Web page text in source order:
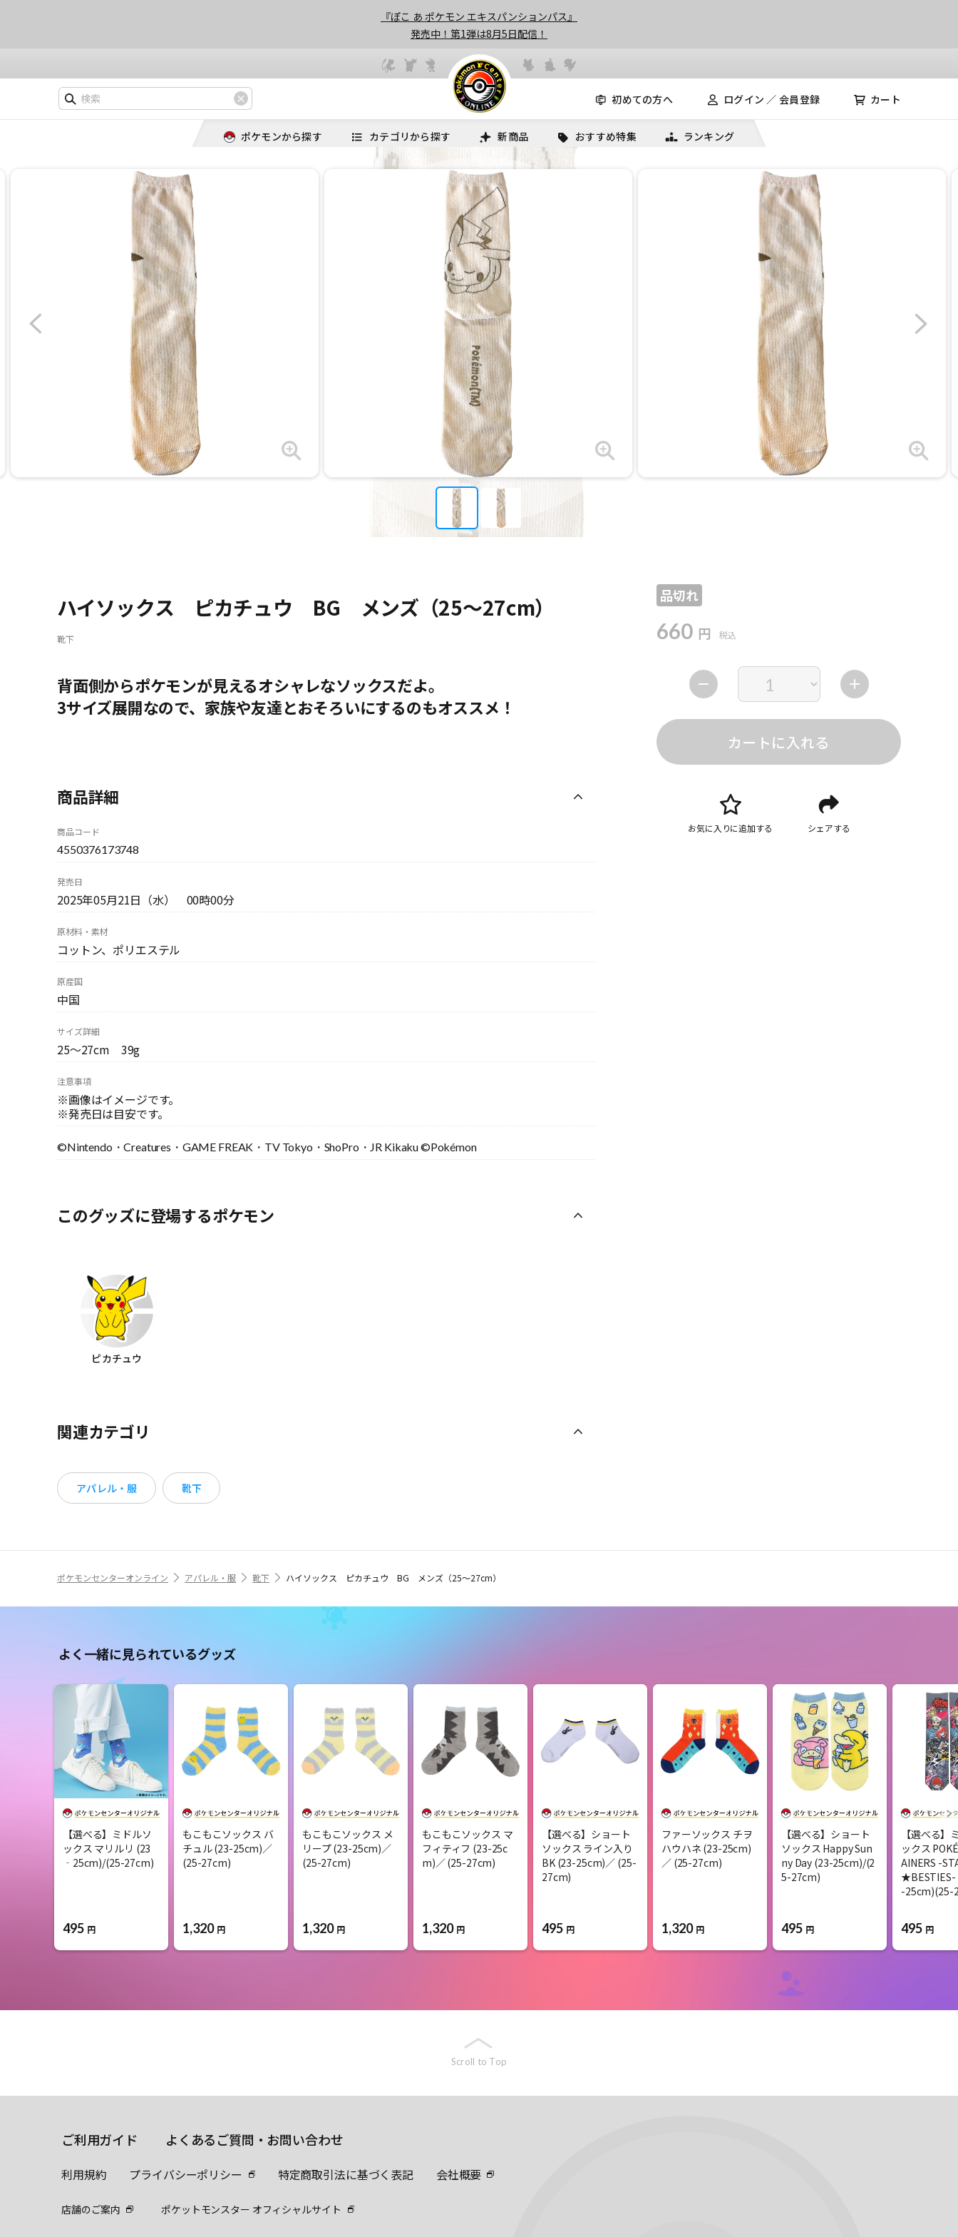
『ぽこ あ ポケモン エキスパンションパス』
発売中！第1弾は8月5日配信！
初めての方へ ログイン ／ 会員登録 カート
ポケモンから探す カテゴリから探す 新商品 おすすめ特集 ランキング
ハイソックス ピカチュウ BG メンズ（25～27cm）
靴下
品切れ
660 円 税込
カートに入れる
お気に入りに追加する シェアする
背面側からポケモンが見えるオシャレなソックスだよ。
3サイズ展開なので、家族や友達とおそろいにするのもオススメ！
商品詳細
商品コード
4550376173748
発売日
2025年05月21日（水） 00時00分
原材料・素材
コットン、ポリエステル
原産国
中国
サイズ詳細
25～27cm 39g
注意事項
※画像はイメージです。
※発売日は目安です。
©Nintendo・Creatures・GAME FREAK・TV Tokyo・ShoPro・JR Kikaku ©Pokémon
このグッズに登場するポケモン
ピカチュウ
関連カテゴリ
アパレル・服 靴下
ポケモンセンターオンライン アパレル・服 靴下 ハイソックス ピカチュウ BG メンズ（25～27cm）
よく一緒に見られているグッズ
【選べる】ミドルソ
ックス マリルリ (23
‐25cm)/(25-27cm)
495 円
もこもこソックス バ
チュル (23-25cm)／
(25-27cm)
1,320 円
もこもこソックス メ
リープ (23-25cm)／
(25-27cm)
1,320 円
もこもこソックス マ
フィティフ (23-25c
m)／ (25-27cm)
1,320 円
【選べる】ショート
ソックス ライン入り
BK (23-25cm)／ (25-
27cm)
495 円
ファーソックス チヲ
ハウハネ (23-25cm)
／ (25-27cm)
1,320 円
【選べる】ショート
ソックス Happy Sun
ny Day (23-25cm)/(2
5-27cm)
495 円
【選べる】
ックス
AINERS -
★BESTIES-
-25cm)(25-
495 円
Scroll to Top
ご利用ガイド よくあるご質問・お問い合わせ
利用規約 プライバシーポリシー 特定商取引法に基づく表記 会社概要
店舗のご案内 ポケットモンスター オフィシャルサイト